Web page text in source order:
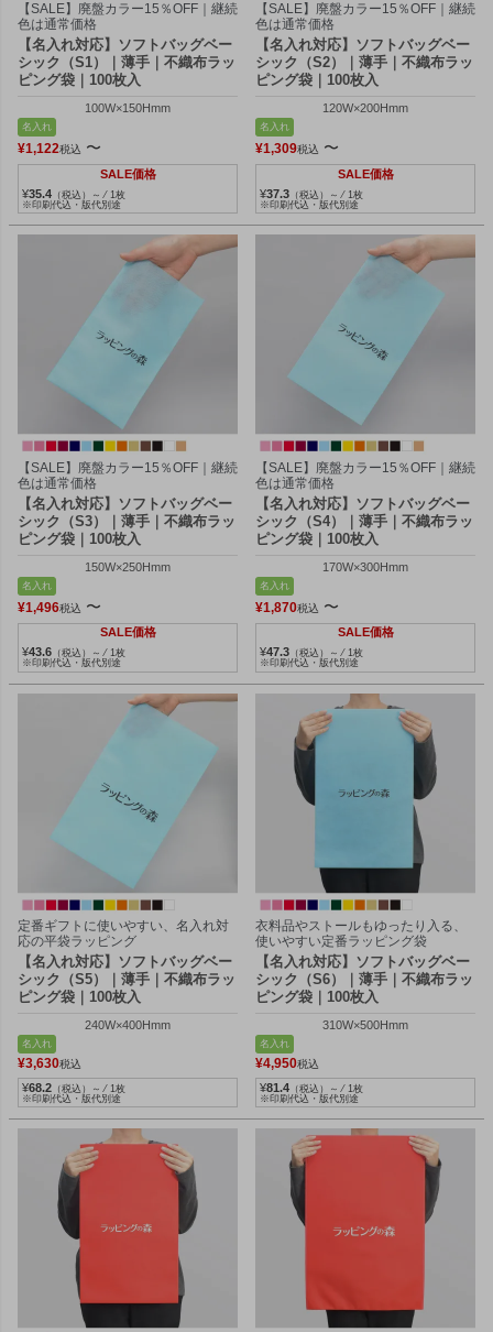
【SALE】廃盤カラー15％OFF｜継続
色は通常価格
【名入れ対応】ソフトバッグベー
シック（S1）｜薄手｜不織布ラッ
ピング袋｜100枚入
100W×150Hmm
名入れ
¥1,122税込 〜
SALE価格
¥35.4 （税込）～ ⁄ 1枚
※印刷代込・版代別途
【SALE】廃盤カラー15％OFF｜継続
色は通常価格
【名入れ対応】ソフトバッグベー
シック（S2）｜薄手｜不織布ラッ
ピング袋｜100枚入
120W×200Hmm
名入れ
¥1,309税込 〜
SALE価格
¥37.3 （税込）～ ⁄ 1枚
※印刷代込・版代別途
【SALE】廃盤カラー15％OFF｜継続
色は通常価格
【名入れ対応】ソフトバッグベー
シック（S3）｜薄手｜不織布ラッ
ピング袋｜100枚入
150W×250Hmm
名入れ
¥1,496税込 〜
SALE価格
¥43.6 （税込）～ ⁄ 1枚
※印刷代込・版代別途
【SALE】廃盤カラー15％OFF｜継続
色は通常価格
【名入れ対応】ソフトバッグベー
シック（S4）｜薄手｜不織布ラッ
ピング袋｜100枚入
170W×300Hmm
名入れ
¥1,870税込 〜
SALE価格
¥47.3 （税込）～ ⁄ 1枚
※印刷代込・版代別途
定番ギフトに使いやすい、名入れ対
応の平袋ラッピング
【名入れ対応】ソフトバッグベー
シック（S5）｜薄手｜不織布ラッ
ピング袋｜100枚入
240W×400Hmm
名入れ
¥3,630税込
¥68.2 （税込）～ ⁄ 1枚
※印刷代込・版代別途
衣料品やストールもゆったり入る、
使いやすい定番ラッピング袋
【名入れ対応】ソフトバッグベー
シック（S6）｜薄手｜不織布ラッ
ピング袋｜100枚入
310W×500Hmm
名入れ
¥4,950税込
¥81.4 （税込）～ ⁄ 1枚
※印刷代込・版代別途